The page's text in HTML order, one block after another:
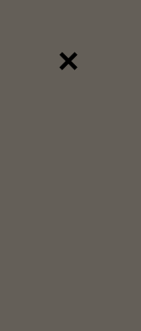
×